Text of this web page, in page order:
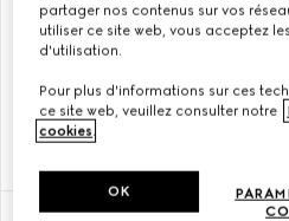
18 CARATS GUCCI
INTERLOCKING
partager nos contenus sur vos
utiliser ce site web, vous acceptez
d'utilisation.
Pour plus d'informations sur ces
ce site web, veuillez consulter notre
cookies.
OK